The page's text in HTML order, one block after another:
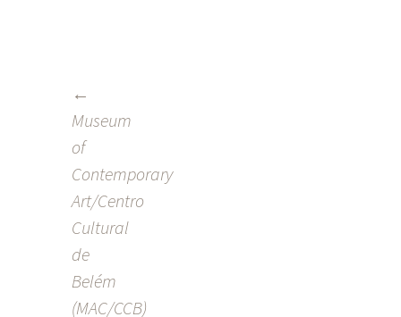
NAVIGATION
←
Museum
of
Contemporary
Art/Centro
Cultural
de
Belém
(MAC/CCB)